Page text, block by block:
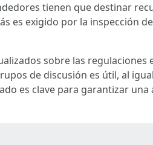
tienen que destinar
es exigido por la inspección
sobre las regulaciones
de discusión es útil, al
es clave para garantizar